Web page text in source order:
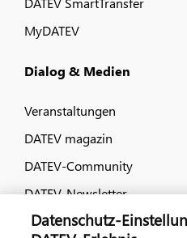
MyDATEV
Dialog & Medien
Veranstaltungen
DATEV magazin
DATEV-Community
DATEV-Newsletter
Datenschutz-